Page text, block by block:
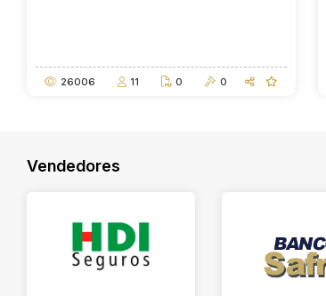
26006 11 0 0
Vendedores